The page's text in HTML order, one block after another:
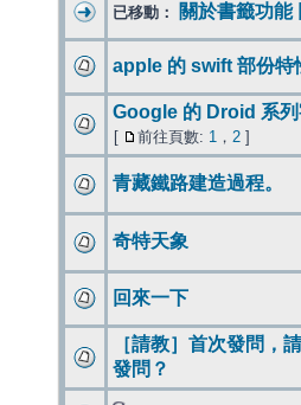
已移動： 關於書籤功能
apple 的 swift 部份特
Google 的 Droid 系
[ 前往頁數: 1 ， 2 ]
青藏鐵路建造過程。
奇特天象
回來一下
［請教］首次發問，
發問？